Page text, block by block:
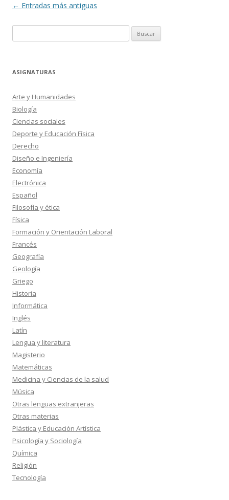
Navegación
← Entradas más antiguas
ASIGNATURAS
Arte y Humanidades
Biología
Ciencias sociales
Deporte y Educación Física
Derecho
Diseño e Ingeniería
Economía
Electrónica
Español
Filosofía y ética
Física
Formación y Orientación Laboral
Francés
Geografía
Geología
Griego
Historia
Informática
Inglés
Latín
Lengua y literatura
Magisterio
Matemáticas
Medicina y Ciencias de la salud
Música
Otras lenguas extranjeras
Otras materias
Plástica y Educación Artística
Psicología y Sociología
Química
Religión
Tecnología